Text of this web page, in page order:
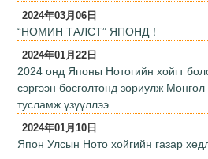
2024年03月06日
“НОМИН ТАЛСТ” ЯПОНД！
2024年01月22日
2024 онд Японы Нотогийн хойгт
сэргээн босголтонд зориулж
тусламж үзүүллээ.
2024年01月10日
Япон Улсын Ното хойгийн газар